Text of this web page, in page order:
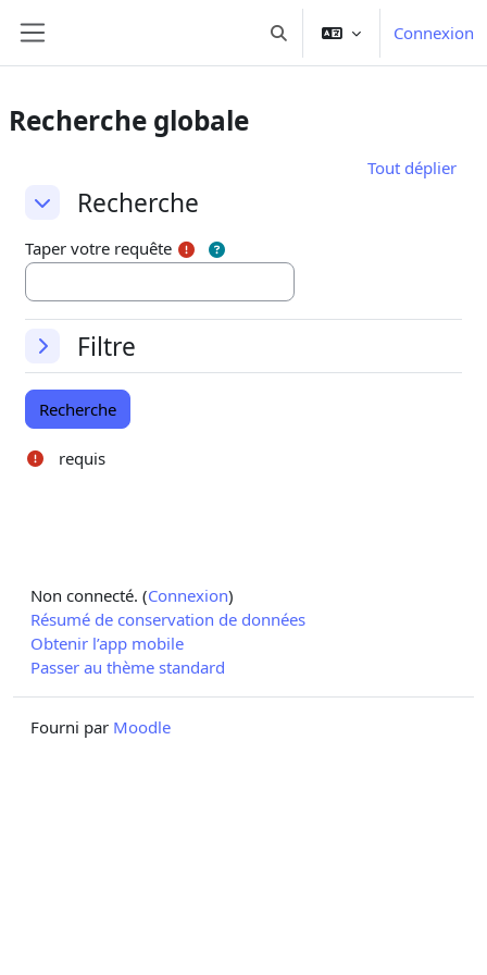
Activer/désactiver la saisie
Connexion
Recherche globale
Tout déplier
Recherche
Recherche
Recherche
Taper votre requête
Filtre
FiltreFiltre
requis
Non connecté. (Connexion)
Résumé de conservation de données
Obtenir l’app mobile
Passer au thème standard
Fourni par Moodle